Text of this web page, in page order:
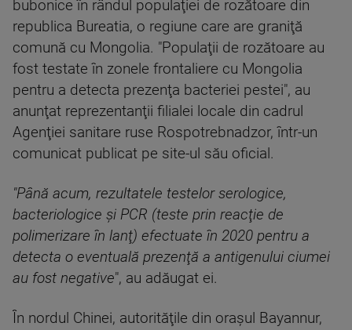
bubonice în rândul populaţiei de rozătoare din
republica Bureatia, o regiune care are graniţă
comună cu Mongolia. "Populaţii de rozătoare au
fost testate în zonele frontaliere cu Mongolia
pentru a detecta prezenţa bacteriei pestei", au
anunţat reprezentanţii filialei locale din cadrul
Agenţiei sanitare ruse Rospotrebnadzor, într-un
comunicat publicat pe site-ul său oficial.
"Până acum, rezultatele testelor serologice,
bacteriologice şi PCR (teste prin reacţie de
polimerizare în lanţ) efectuate în 2020 pentru a
detecta o eventuală prezenţă a antigenului ciumei
au fost negative", au adăugat ei.
În nordul Chinei, autorităţile din oraşul Bayannur,